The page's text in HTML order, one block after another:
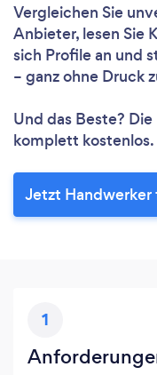
Vergleichen Sie
Anbieter, lesen Sie
sich Profile an und
– ganz ohne Druck
Und das Beste?
komplett
Jetzt Handwerker
1